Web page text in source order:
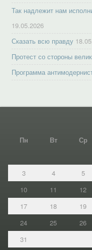
Так надлежит нам
19.05.2026
Сказать всю правду
Протест со стороны
Программа
Пн
Вт Ср
3
4 5
10
11 12
17
18 19
24
25 26
31